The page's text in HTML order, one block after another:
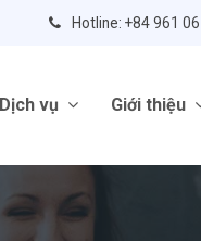
Hotline: +84 961
Dịch vụ Giới thiệu